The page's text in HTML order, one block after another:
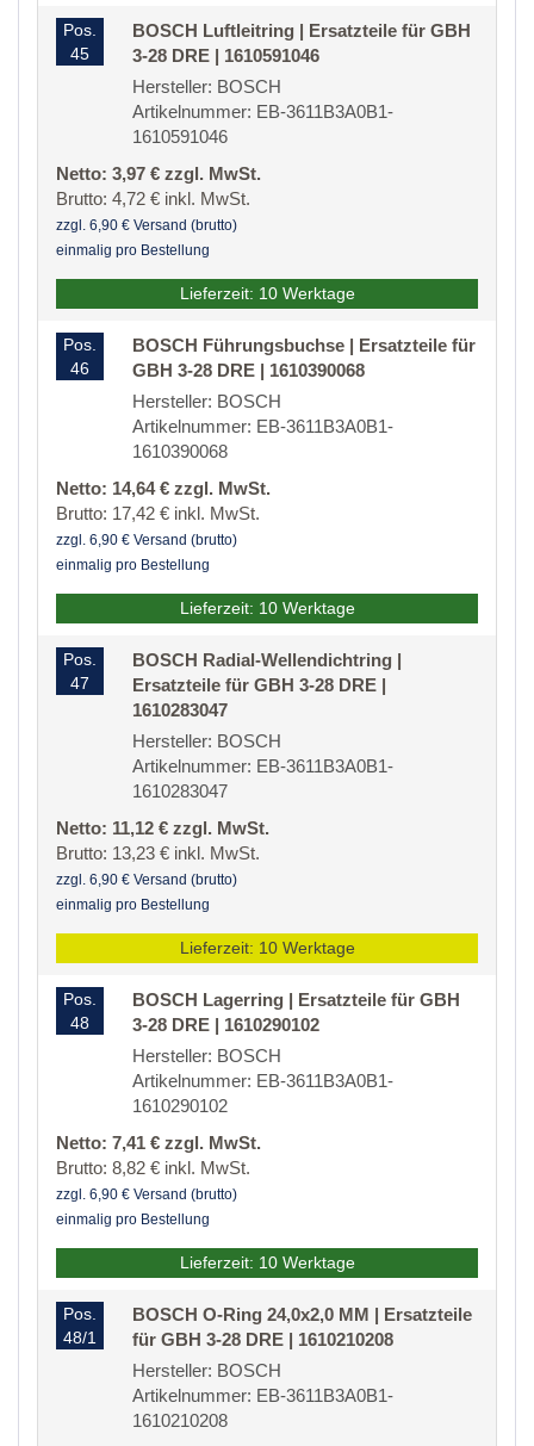
Pos.
45
BOSCH Luftleitring | Ersatzteile für GBH
3-28 DRE | 1610591046
Hersteller: BOSCH
Artikelnummer: EB-3611B3A0B1-
1610591046
Netto: 3,97 € zzgl. MwSt.
Brutto: 4,72 € inkl. MwSt.
zzgl. 6,90 € Versand (brutto)
einmalig pro Bestellung
Lieferzeit: 10 Werktage
Pos.
46
BOSCH Führungsbuchse | Ersatzteile für
GBH 3-28 DRE | 1610390068
Hersteller: BOSCH
Artikelnummer: EB-3611B3A0B1-
1610390068
Netto: 14,64 € zzgl. MwSt.
Brutto: 17,42 € inkl. MwSt.
zzgl. 6,90 € Versand (brutto)
einmalig pro Bestellung
Lieferzeit: 10 Werktage
Pos.
47
BOSCH Radial-Wellendichtring |
Ersatzteile für GBH 3-28 DRE |
1610283047
Hersteller: BOSCH
Artikelnummer: EB-3611B3A0B1-
1610283047
Netto: 11,12 € zzgl. MwSt.
Brutto: 13,23 € inkl. MwSt.
zzgl. 6,90 € Versand (brutto)
einmalig pro Bestellung
Lieferzeit: 10 Werktage
Pos.
48
BOSCH Lagerring | Ersatzteile für GBH
3-28 DRE | 1610290102
Hersteller: BOSCH
Artikelnummer: EB-3611B3A0B1-
1610290102
Netto: 7,41 € zzgl. MwSt.
Brutto: 8,82 € inkl. MwSt.
zzgl. 6,90 € Versand (brutto)
einmalig pro Bestellung
Lieferzeit: 10 Werktage
Pos.
48/1
BOSCH O-Ring 24,0x2,0 MM | Ersatzteile
für GBH 3-28 DRE | 1610210208
Hersteller: BOSCH
Artikelnummer: EB-3611B3A0B1-
1610210208